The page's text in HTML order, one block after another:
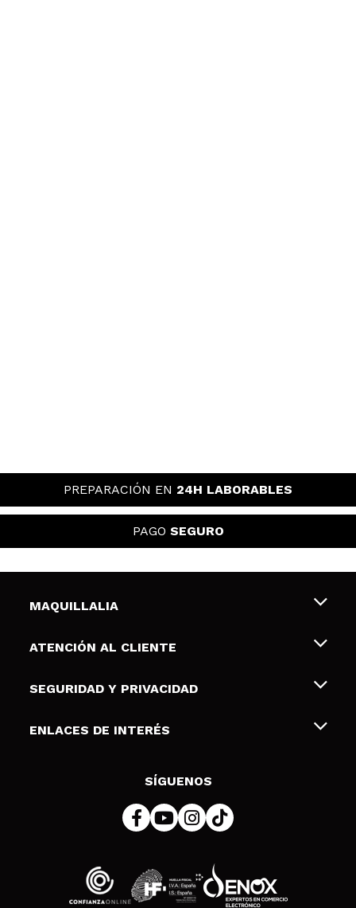
PREPARACIÓN EN 24H LABORABLES
PAGO SEGURO
MAQUILLALIA
Sobre nosotros
Tarjetas de Regalo
ATENCIÓN AL CLIENTE
Envíos y devoluciones
Formas de pago
SEGURIDAD Y PRIVACIDAD
Terminos y condiciones de uso
Política de cookies
ENLACES DE INTERÉS
SÍGUENOS